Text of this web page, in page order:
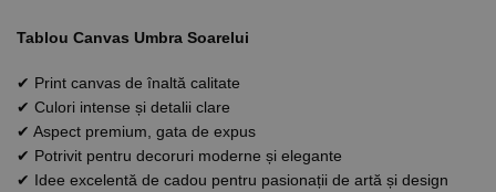
Tablou Canvas Umbra Soarelui
✔ Print canvas de înaltă calitate
✔ Culori intense și detalii clare
✔ Aspect premium, gata de expus
✔ Potrivit pentru decoruri moderne și elegante
✔ Idee excelentă de cadou pentru pasionații de artă și design